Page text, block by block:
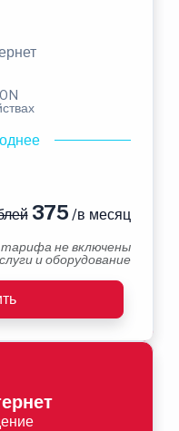
375 /в месяц
не включены
и оборудование